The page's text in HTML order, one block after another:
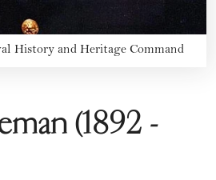
History and Heritage Command
(1892 -